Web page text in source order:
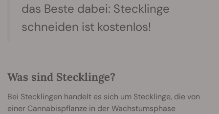
das Beste dabei: Stecklinge
schneiden ist kostenlos!
Was sind Stecklinge?
Bei Stecklingen handelt es sich um Stecklinge, die von
einer Cannabispflanze in der Wachstumsphase